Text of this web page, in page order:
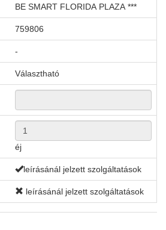
BE SMART FLORIDA PLAZA ***
759806
-
Választható
éj
leírásánál jelzett szolgáltatások
leírásánál jelzett szolgáltatások